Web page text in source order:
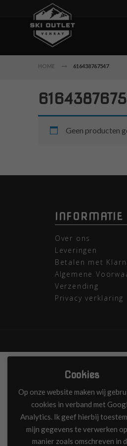
HOME 616438767547
Geen producten
INFORMATIE
Over ons
Leveringen
Betalen met
Algemene
Verzending
Privacy verklaring
Cookies
Op onze website maken wij
cookies in verband met
Analytics. Ik geef hierbij
mijn gegevens te verwerken
manier zoals omschreven in